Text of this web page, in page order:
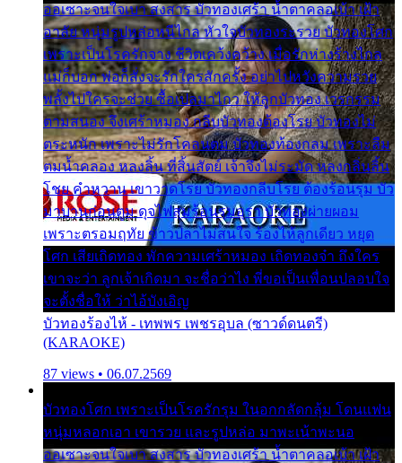
ออเซาะจนใจเบา สงสาร บัวทองเศร้า น้ำตาคลอเบ้า เฝ้า
อาลัย หนุ่มรูปหล่อหนีไกล หัวใจบัวทองระรวย บัวทองโศก
เพราะเป็นโรครักจาง ชีวิตเคว้งคว้าง เมื่อรักห่างร้างไกล
แม่ก็บอก พ่อก็สั่งจะรักใครสักครั้ง อย่าไปหวังความรวย
พลั้งไปใครจะช่วย ซื้อเปลมาไกว ให้ลูกบัวทอง เวรกรรม
ตามสนอง จึงเศร้าหมอง กลีบบัวทองต้องโรย บัวทองไม่
ตระหนัก เพราะไม่รักโคลนตม บัวทองท้องกลม เพราะลืม
ตมน้ำคลอง หลงลิ้น ที่สิ้นสัตย์ เจ้าจึงไม่ระมัด หลงกลิ่นลิ้น
โชย คำหวาน เขาวาดโรย บัวทองกลีบโรย ต้องร้อนรุม บัว
มาบานก่อนตูม ดุจไฟสุมร้อนรุมอุรา บัวทองผ่ายผอม
เพราะตรอมฤทัย ข้าวปลาไม่สนใจ ร้องไห้ลูกเดียว หยุด
โศก เสียเถิดทอง พักความเศร้าหมอง เถิดทองจ๋า ถึงใคร
เขาจะว่า ลูกเจ้าเกิดมา จะชื่อว่าไง พี่ขอเป็นเพื่อนปลอบใจ
จะตั้งชื่อให้ ว่าไอ้บังเอิญ
บัวทองร้องไห้ - เทพพร เพชรอุบล (ซาวด์ดนตรี)
(KARAOKE)
87 views • 06.07.2569
บัวทองโศก เพราะเป็นโรครักรุม ในอกกลัดกลุ้ม โดนแฟน
หนุ่มหลอกเอา เขารวย และรูปหล่อ มาพะเน้าพะนอ
ออเซาะจนใจเบา สงสาร บัวทองเศร้า น้ำตาคลอเบ้า เฝ้า